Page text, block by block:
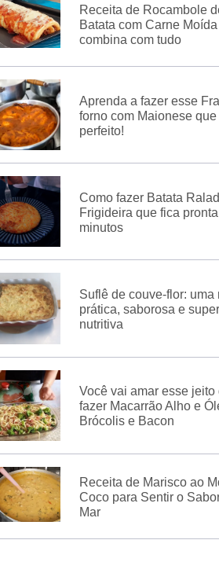
Receita de Rocambole
Batata com Carne
combina com tudo
Aprenda a fazer esse
forno com Maionese que
perfeito!
Como fazer Batata
Frigideira que fica
minutos
Suflê de couve-flor: uma
prática, saborosa e super
nutritiva
Você vai amar esse jeito
fazer Macarrão Alho e
Brócolis e Bacon
Receita de Marisco ao
Coco para Sentir o
Mar